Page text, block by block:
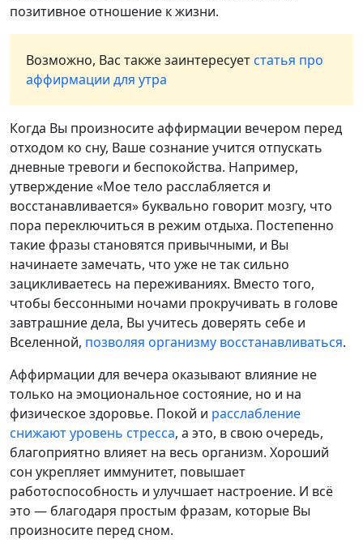
позитивное отношение к жизни.
Возможно, Вас также заинтересуетстатья про
аффирмации для утра
Когда Вы произносите аффирмации вечером перед
отходом ко сну, Ваше сознание учится отпускать
дневные тревоги и беспокойства. Например,
утверждение «Мое тело расслабляется и
восстанавливается» буквально говорит мозгу, что
пора переключиться в режим отдыха. Постепенно
такие фразы становятся привычными, и Вы
начинаете замечать, что уже не так сильно
зацикливаетесь на переживаниях. Вместо того,
чтобы бессонными ночами прокручивать в голове
завтрашние дела, Вы учитесь доверять себе и
Вселенной, позволяя организму восстанавливаться.
Аффирмации для вечера оказывают влияние не
только на эмоциональное состояние, но и на
физическое здоровье. Покой и расслабление
снижают уровень стресса, а это, в свою очередь,
благоприятно влияет на весь организм. Хороший
сон укрепляет иммунитет, повышает
работоспособность и улучшает настроение. И всё
это — благодаря простым фразам, которые Вы
произносите перед сном.